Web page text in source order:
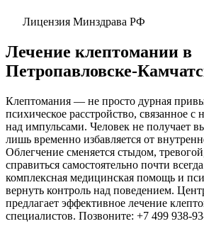
Лицензия Минздрава РФ
Лечение клептомании в
Петропавловске-
Клептомания — не просто дурная
психическое расстройство, связанное
над импульсами. Человек не получает
лишь временно избавляется от
Облегчение сменяется стыдом,
справиться самостоятельно почти
комплексная медицинская помощь и
вернуть контроль над поведением.
предлагает эффективное лечение
специалистов. Позвоните: +7 499 938-